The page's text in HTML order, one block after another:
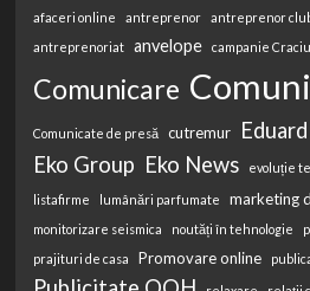
afaceri online antreprenor antreprenor
antreprenoriat
anvelope campanie
Comunicare
Comunicate de presă cutremur
Eko Group Eko News evoluție
listafirme lumânări parfumate marketing
monitorizare seismica
noutăți în tehnologie
prajituri de casa
Promovare online